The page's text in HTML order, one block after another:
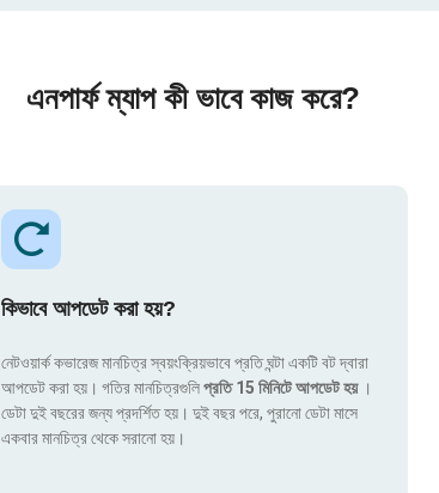
এনপার্ফ ম্যাপ কী ভাবে কাজ করে?
কিভাবে আপডেট করা হয়?
নেটওয়ার্ক কভারেজ মানচিত্র স্বয়ংক্রিয়ভাবে প্রতি ঘন্টা একটি বট দ্বারা
আপডেট করা হয়। গতির মানচিত্রগুলিপ্রতি 15 মিনিটে আপডেট হয় ।
ডেটা দুই বছরের জন্য প্রদর্শিত হয়। দুই বছর পরে, পুরানো ডেটা মাসে
একবার মানচিত্র থেকে সরানো হয়।